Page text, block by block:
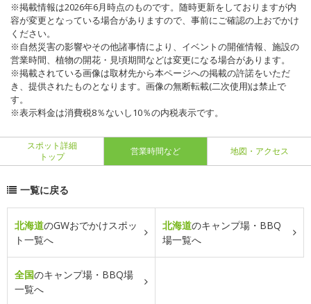
※掲載情報は2026年6月時点のものです。随時更新をしておりますが内
容が変更となっている場合がありますので、事前にご確認の上おでかけ
ください。
※自然災害の影響やその他諸事情により、イベントの開催情報、施設の
営業時間、植物の開花・見頃期間などは変更になる場合があります。
※掲載されている画像は取材先から本ページへの掲載の許諾をいただ
き、提供されたものとなります。画像の無断転載(二次使用)は禁止で
す。
※表示料金は消費税8％ないし10％の内税表示です。
スポット詳細
トップ
営業時間など 地図・アクセス
一覧に戻る
北海道のGWおでかけスポッ
ト一覧へ
北海道のキャンプ場・BBQ
場一覧へ
全国のキャンプ場・BBQ場
一覧へ